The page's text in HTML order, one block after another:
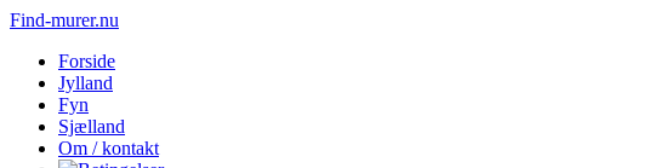
Find-murer.nu
Forside
Jylland
Fyn
Sjælland
Om / kontakt